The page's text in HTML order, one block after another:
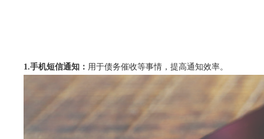
1.手机短信通知： 用于债务催收等事情，提高通知效率。